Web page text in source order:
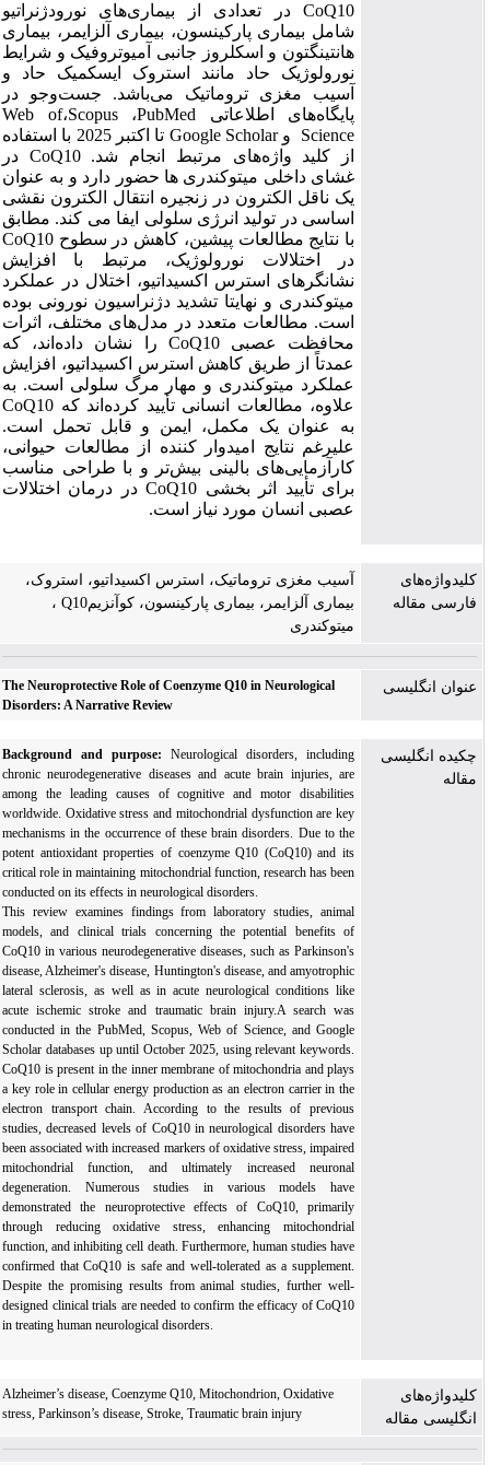
CoQ10در تعدادی از بیماری‌های نورودژنراتیو
شامل بیماری پارکینسون، بیماری آلزایمر، بیماری
هانتینگتون و اسکلروز جانبی آمیوتروفیک و شرایط
نورولوژیک حاد مانند استروک ایسکمیک حاد و
آسیب مغزی تروماتیک می‌باشد. جست‌وجو در
پایگاه‌های اطلاعاتی
PubMed، Scopus،Web of
Science وGoogle Scholar
تا اکتبر 2025 با استفاده
از کلید ‌واژه‌های مرتبط انجام شد. CoQ10در
غشای داخلی میتوکندری ها حضور دارد و به عنوان
یک ناقل الکترون در زنجیره انتقال الکترون نقشی
اساسی در تولید انرژی سلولی ایفا می کند. مطابق
با نتایج مطالعات پیشین، کاهش در سطوحCoQ10
در اختلالات نورولوژیک، مرتبط با افزایش
نشانگرهای استرس اکسیداتیو، اختلال در عملکرد
میتوکندری و نهایتا تشدید دژنراسیون نورونی بوده
است. مطالعات متعدد در مدل‌های مختلف، اثرات
محافظت عصبی CoQ10را نشان داده‌اند، که
عمدتاً از طریق کاهش استرس اکسیداتیو، افزایش
عملکرد میتوکندری و مهار مرگ سلولی است. به
علاوه، مطالعات انسانی تأیید کرده‌اند کهCoQ10
به عنوان یک مکمل، ایمن و قابل تحمل است.
علیرغم نتایج امیدوار کننده از مطالعات حیوانی،
کارآزمایی‌های بالینی بیش‌تر و با طراحی مناسب
برای تأیید اثر بخشیCoQ10در درمان اختلالات
عصبی انسان مورد نیاز است.
کلیدواژه‌های
فارسی مقاله
آسیب مغزی تروماتیک، استرس اکسیداتیو، استروک،
بیماری آلزایمر، بیماری پارکینسون، کوآنزیمQ10 ،
میتوکندری
عنوان انگلیسی
The Neuroprotective Role of Coenzyme Q10 in Neurological
Disorders: A Narrative Review
چکیده انگلیسی
مقاله
Background and purpose: Neurological disorders, including
chronic neurodegenerative diseases and acute brain injuries, are
among the leading causes of cognitive and motor disabilities
worldwide. Oxidative stress and mitochondrial dysfunction are key
mechanisms in the occurrence of these brain disorders. Due to the
potent antioxidant properties of coenzyme Q10 (CoQ10) and its
critical role in maintaining mitochondrial function, research has been
conducted on its effects in neurological disorders.
This review examines findings from laboratory studies, animal
models, and clinical trials concerning the potential benefits of
CoQ10 in various neurodegenerative diseases, such as Parkinson's
disease, Alzheimer's disease, Huntington's disease, and amyotrophic
lateral sclerosis, as well as in acute neurological conditions like
acute ischemic stroke and traumatic brain injury. A search was
conducted inthePubMed, Scopus, Web of Science, and Google
Scholar databases up until October 2025, using relevant keywords.
CoQ10 is present in the inner membrane of mitochondria and plays
a key role in cellular energy production as an electron carrier in the
electron transport chain. According to the results of previous
studies, decreased levels of CoQ10 in neurological disorders have
been associated with increased markers of oxidative stress, impaired
mitochondrial function, and ultimately increased neuronal
degeneration. Numerous studies in various models have
demonstrated the neuroprotective effects of CoQ10, primarily
through reducing oxidative stress, enhancing mitochondrial
function, and inhibiting cell death. Furthermore, human studies have
confirmed that CoQ10 is safe and well-tolerated as a supplement.
Despite the promising results from animal studies, further well-
designed clinical trials are needed to confirm the efficacy of CoQ10
in treating human neurological disorders.
کلیدواژه‌های
انگلیسی مقاله
Alzheimer’s disease, Coenzyme Q10, Mitochondrion, Oxidative
stress, Parkinson’s disease, Stroke, Traumatic brain injury